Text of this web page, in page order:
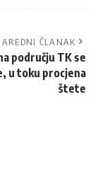
ČLANAK
području TK se
u toku procjena
štete